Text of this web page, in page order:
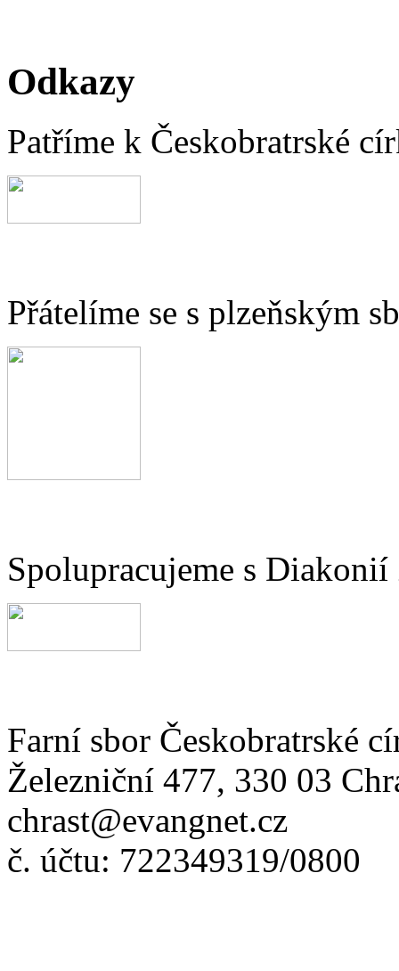
Odkazy
Patříme k Českobratrské
Přátelíme se s plzeňským
Spolupracujeme s Diakonií
Farní sbor Českobratrské
Železniční 477, 330 03
chrast@evangnet.cz
č. účtu: 722349319/0800